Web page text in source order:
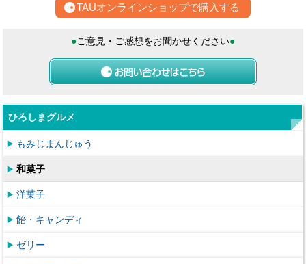
TAUオンラインショップで購入する
●ご意見・ご感想をお聞かせください●
ひろしまグルメ
もみじまんじゅう
和菓子
洋菓子
飴・キャンディ
ゼリー